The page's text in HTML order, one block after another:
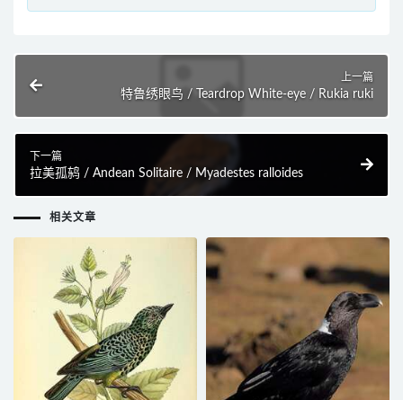
上一篇
特鲁绣眼鸟 / Teardrop White-eye / Rukia ruki
下一篇
拉美孤鸫 / Andean Solitaire / Myadestes ralloides
相关文章